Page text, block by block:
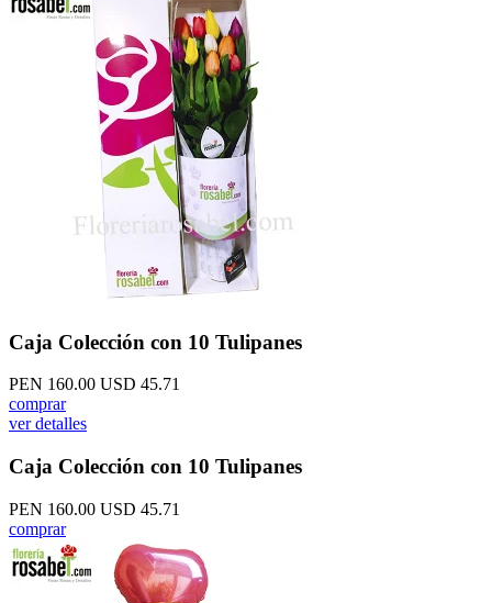
Caja Colección con 10 Tulipanes
PEN 160.00 USD 45.71
comprar
ver detalles
Caja Colección con 10 Tulipanes
PEN 160.00 USD 45.71
comprar